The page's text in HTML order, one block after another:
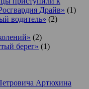
Драйв» (1)
водитель» (2)
(2)
берег» (1)
Артюхина